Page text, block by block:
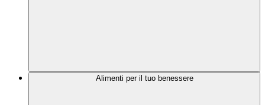
Alimenti per il tuo benessere